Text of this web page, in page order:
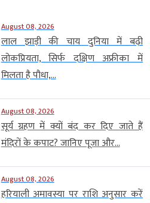
August 08, 2026
लाल झाड़ी की चाय दुनिया में बढ़ी
लोकप्रियता, सिर्फ दक्षिण अफ्रीका में
मिलता है पौधा,...
August 08, 2026
सूर्य ग्रहण में क्यों बंद कर दिए जाते हैं
मंदिरों के कपाट? जानिए पूजा और...
August 08, 2026
हरियाली अमावस्या पर राशि अनुसार करें